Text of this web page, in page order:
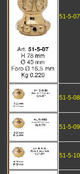
51-5-07
51-5-08
51-5-09
51-5-10